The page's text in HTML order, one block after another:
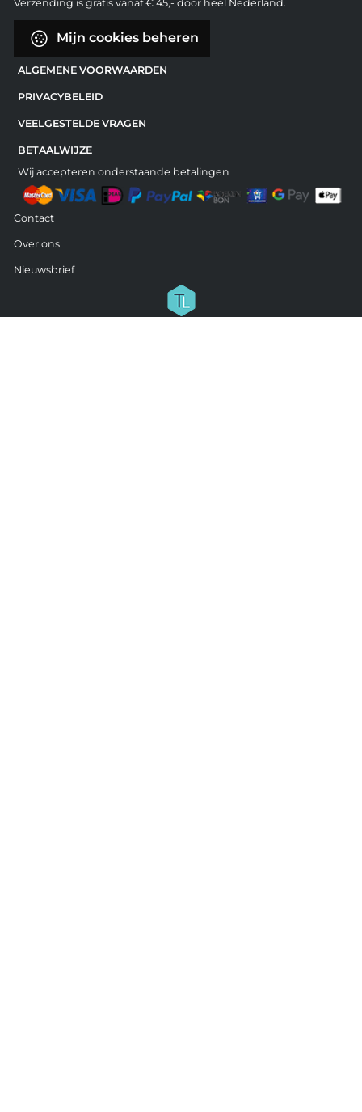
Verzending is gratis vanaf € 45,- door heel Nederland.
Mijn cookies beheren
ALGEMENE VOORWAARDEN
PRIVACYBELEID
VEELGESTELDE VRAGEN
BETAALWIJZE
Wij accepteren onderstaande betalingen
Contact
Over ons
Nieuwsbrief